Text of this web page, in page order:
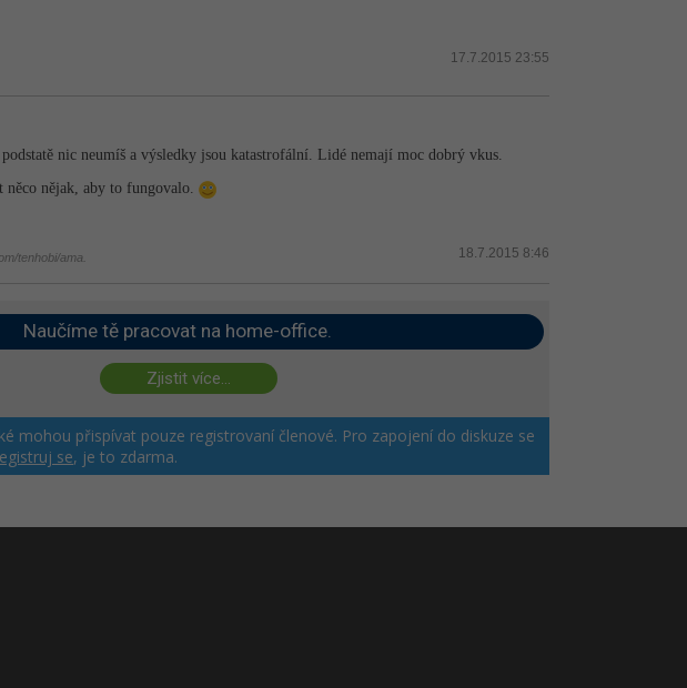
17.7.2015 23:55
nic neumíš a výsledky jsou katastrofální. Lidé nemají moc dobrý vkus.
nějak, aby to fungovalo.
18.7.2015 8:46
tenhobi/ama.
Naučíme tě pracovat na home-office.
Zjistit více...
mohou přispívat pouze registrovaní členové. Pro zapojení do diskuze se
se, je to zdarma.